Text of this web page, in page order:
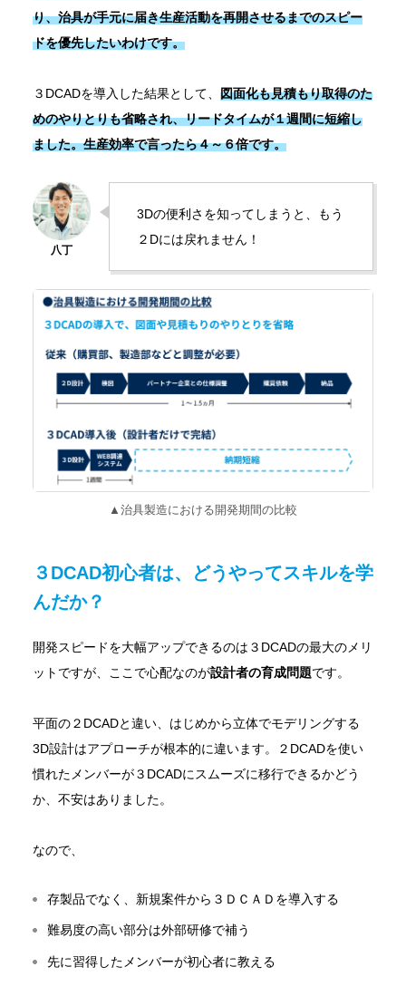
り、治具が手元に届き生産活動を再開させるまでのスピー
ドを優先したいわけです。
３DCADを導入した結果として、 図面化も見積もり取得のた
めのやりとりも省略され、リードタイムが１週間に短縮し
ました。生産効率で言ったら４～６倍です。
3Dの便利さを知ってしまうと、もう
２Dには戻れません！
▲治具製造における開発期間の比較
３DCAD初心者は、どうやってスキルを学
んだか？
開発スピードを大幅アップできるのは３DCADの最大のメリ
ットですが、ここで心配なのが設計者の育成問題です。
平面の２DCADと違い、はじめから立体でモデリングする
3D設計はアプローチが根本的に違います。２DCADを使い
慣れたメンバーが３DCADにスムーズに移行できるかどう
か、不安はありました。
なので、
存製品でなく、新規案件から３ＤＣＡＤを導入する
難易度の高い部分は外部研修で補う
先に習得したメンバーが初心者に教える